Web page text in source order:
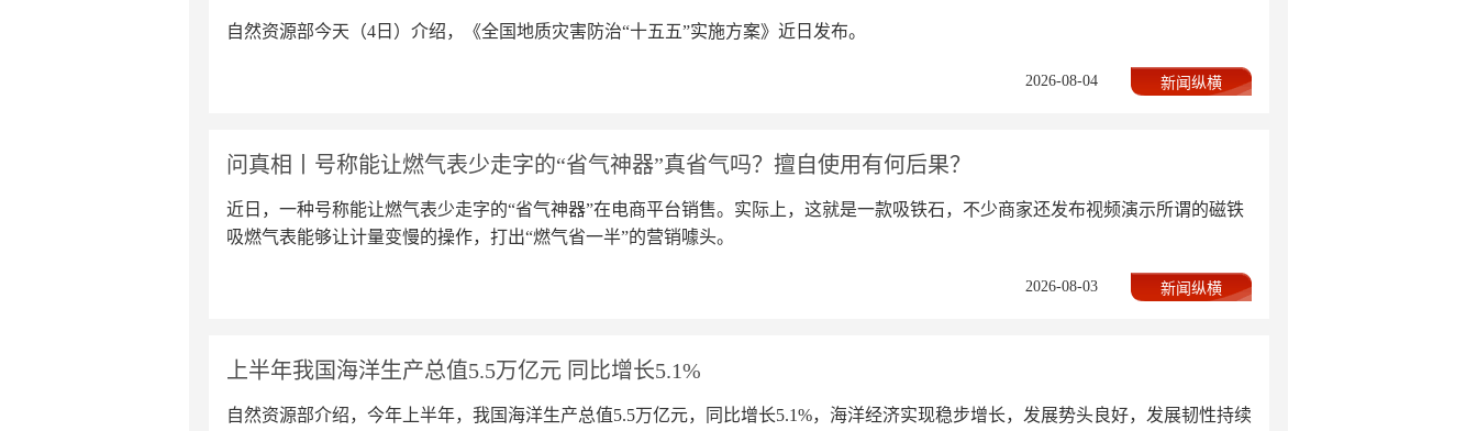
自然资源部今天（4日）介绍，《全国地质灾害防治“十五五”实施方案》近日发布。
新闻纵横
2026-08-04
问真相丨号称能让燃气表少走字的“省气神器”真省气吗？擅自使用有何后果？
近日，一种号称能让燃气表少走字的“省气神器”在电商平台销售。实际上，这就是一款吸铁石，不少商家还发布视频演示所谓的磁铁
吸燃气表能够让计量变慢的操作，打出“燃气省一半”的营销噱头。
新闻纵横
2026-08-03
上半年我国海洋生产总值5.5万亿元 同比增长5.1%
自然资源部介绍，今年上半年，我国海洋生产总值5.5万亿元，同比增长5.1%，海洋经济实现稳步增长，发展势头良好，发展韧性持续